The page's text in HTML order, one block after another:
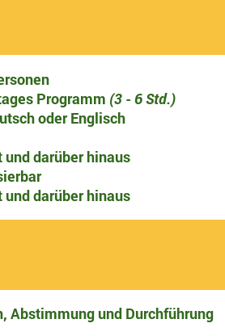
Programm (3 - 6 Std.)
oder Englisch
darüber hinaus
darüber hinaus​
Abstimmung und Durchführung